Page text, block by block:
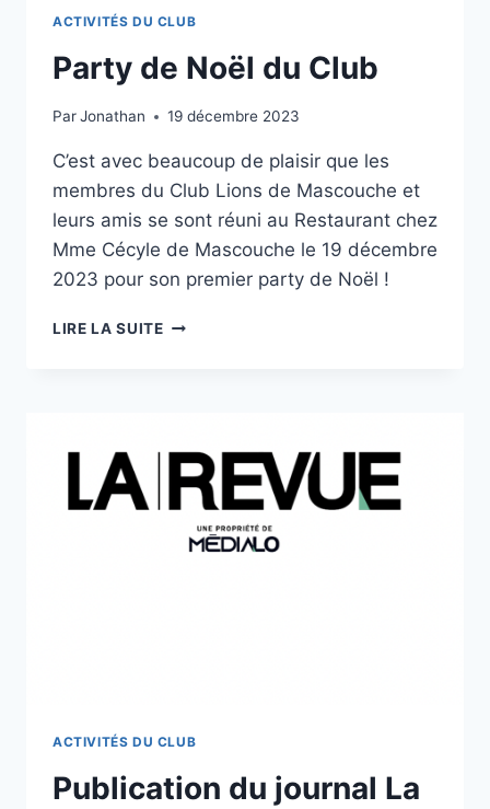
ACTIVITÉS DU CLUB
Party de Noël du Club
ParJonathan 19 décembre 2023
C’est avec beaucoup de plaisir que les
membres du Club Lions de Mascouche et
leurs amis se sont réuni au Restaurant chez
Mme Cécyle de Mascouche le 19 décembre
2023 pour son premier party de Noël !
LIRE LA SUITEPARTY
ACTIVITÉS DU CLUB
Publication du journal La